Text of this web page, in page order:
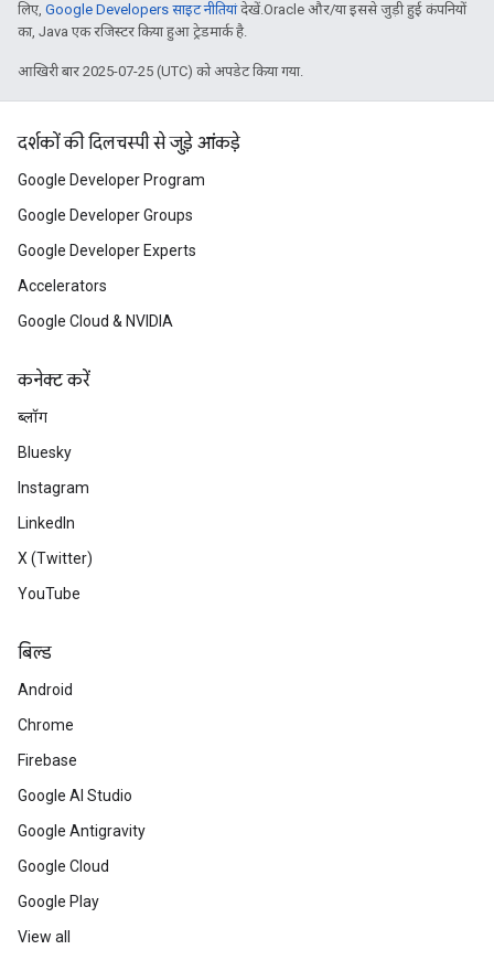
लिए, Google Developers साइट नीतियांदेखें.Oracle और/या इससे जुड़ी हुई कंपनियों
का, Java एक रजिस्टर किया हुआ ट्रेडमार्क है.
आखिरी बार 2025-07-25 (UTC) को अपडेट किया गया.
दर्शकों की दिलचस्पी से जुड़े आंकड़े
Google Developer Program
Google Developer Groups
Google Developer Experts
Accelerators
Google Cloud & NVIDIA
कनेक्ट करें
ब्लॉग
Bluesky
Instagram
LinkedIn
X (Twitter)
YouTube
बिल्ड
Android
Chrome
Firebase
Google AI Studio
Google Antigravity
Google Cloud
Google Play
View all